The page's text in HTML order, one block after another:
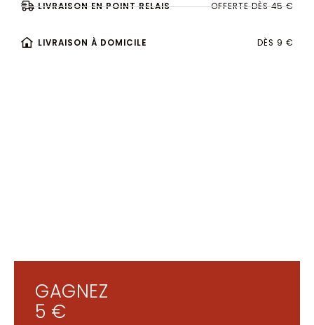
LIVRAISON EN POINT RELAIS OFFERTE DÈS 45 €
LIVRAISON À DOMICILE DÈS 9 €
GAGNEZ
5 €